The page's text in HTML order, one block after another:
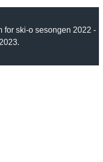
for ski-o sesongen 2022 -